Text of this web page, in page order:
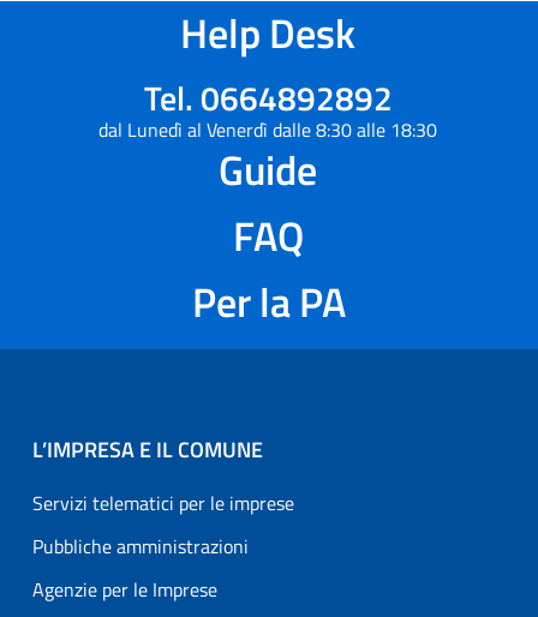
Help Desk
Tel. 0664892892
dal Lunedì al Venerdì dalle 8:30 alle 18:30
Guide
FAQ
Per la PA
L’IMPRESA E IL COMUNE
Servizi telematici per le imprese
Pubbliche amministrazioni
Agenzie per le Imprese